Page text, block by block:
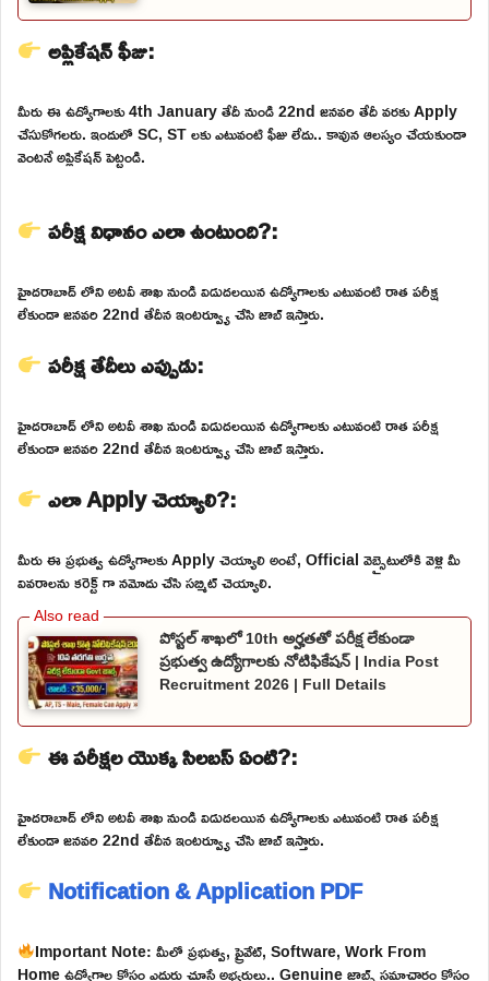
అప్లికేషన్ ఫీజు:
మీరు ఈ ఉద్యోగాలకు 4th January తేదీ నుండి 22nd జనవరి తేదీ వరకు Apply
చేసుకోగలరు. ఇందులో SC, ST లకు ఎటువంటి ఫీజు లేదు.. కావున ఆలస్యం చేయకుండా
వెంటనే అప్లికేషన్ పెట్టండి.
పరీక్ష విధానం ఎలా ఉంటుంది?:
హైదరాబాద్ లోని అటవీ శాఖ నుండి విడుదలయిన ఉద్యోగాలకు ఎటువంటి రాత పరీక్ష
లేకుండా జనవరి 22nd తేదీన ఇంటర్వ్యూ చేసి జాబ్ ఇస్తారు.
పరీక్ష తేదీలు ఎప్పుడు:
హైదరాబాద్ లోని అటవీ శాఖ నుండి విడుదలయిన ఉద్యోగాలకు ఎటువంటి రాత పరీక్ష
లేకుండా జనవరి 22nd తేదీన ఇంటర్వ్యూ చేసి జాబ్ ఇస్తారు.
ఎలా Apply చెయ్యాలి?:
మీరు ఈ ప్రభుత్వ ఉద్యోగాలకు Apply చెయ్యాలి అంటే, Official వెబ్సైటులోకి వెళ్లి మీ
వివరాలను కరెక్ట్ గా నమోదు చేసి సబ్మిట్ చెయ్యాలి.
పోస్టల్ శాఖలో 10th అర్హతతో పరీక్ష లేకుండా
ప్రభుత్వ ఉద్యోగాలకు నోటిఫికేషన్ | India Post
Recruitment 2026 | Full Details
ఈ పరీక్షల యొక్క సిలబస్ ఏంటి?:
హైదరాబాద్ లోని అటవీ శాఖ నుండి విడుదలయిన ఉద్యోగాలకు ఎటువంటి రాత పరీక్ష
లేకుండా జనవరి 22nd తేదీన ఇంటర్వ్యూ చేసి జాబ్ ఇస్తారు.
Notification & Application PDF
Important Note: మీలో ప్రభుత్వ, ప్రైవేట్, Software, Work From
Home ఉద్యోగాల కోసం ఎదురు చూసే అభ్యర్థులు.. Genuine జాబ్స్ సమాచారం కోసం